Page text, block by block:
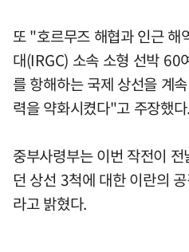
또 "호르무즈 해협과 인근 해
대(IRGC) 소속 소형 선박 60
를 항해하는 국제 상선을 계
력을 약화시켰다"고 주장했다.
중부사령부는 이번 작전이
던 상선 3척에 대한 이란의
라고 밝혔다.